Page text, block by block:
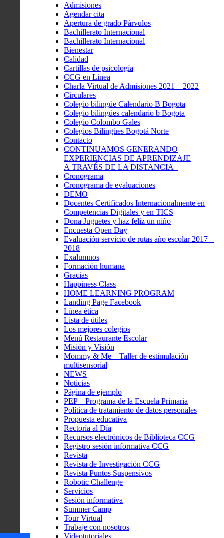
Admisiones
Agendar cita
Apertura de grado Párvulos
Bachillerato Internacional
Bachillerato Internacional
Bienestar
Calidad
Cartillas de psicología
CCG en Linea
Charla Virtual de Admisiones 2021 – 2022
Circulares
Colegio bilingüe Calendario B Bogota
Colegio bilingües calendario b Bogota
Colegio Colombo Gales
Colegios Bilingües Bogotá Norte
Contacto
CONTINUAMOS GENERANDO
EXPERIENCIAS DE APRENDIZAJE
A TRAVÉS DE LA DISTANCIA
Cronograma
Cronograma de evaluaciones
DEMO
Docentes Certificados Internacionalmente en
Competencias Digitales y en TICS
Dona Juguetes y haz feliz un niño
Encuesta Open Day
Evaluación servicio de rutas año escolar 2017 –
2018
Exalumnos
Formación humana
Gracias
Happiness Class
HOME LEARNING PROGRAM
Landing Page Facebook
Línea ética
Lista de útiles
Los mejores colegios
Menú Restaurante Escolar
Misión y Visión
Mommy & Me – Taller de estimulación
multisensorial
NEWS
Noticias
Página de ejemplo
PEP – Programa de la Escuela Primaria
Política de tratamiento de datos personales
Propuesta educativa
Rectoría al Día
Recursos electrónicos de Biblioteca CCG
Registro sesión informativa CCG
Revista
Revista de Investigación CCG
Revista Puntos Suspensivos
Robotic Challenge
Servicios
Sesión informativa
Summer Camp
Tour Virtual
Trabaje con nosotros